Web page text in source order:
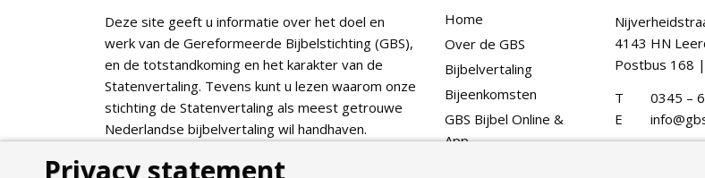
Deze site geeft u informatie over het doel en
werk van de Gereformeerde Bijbelstichting (GBS),
en de totstandkoming en het karakter van de
Statenvertaling. Tevens kunt u lezen waarom onze
stichting de Statenvertaling als meest getrouwe
Nederlandse bijbelvertaling wil handhaven.
Home
Over de GBS
Bijbelvertaling
Bijeenkomsten
GBS Bijbel Online &
App
4143 HN
Postbus 168
T
0345 –
E
Privacy statement